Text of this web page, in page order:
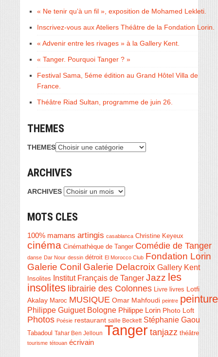
« Ne tenir qu’à un fil », exposition de Mohamed Lekleti.
Inscrivez-vous aux Ateliers Théâtre de la Fondation Lorin.
« Advenir entre les rivages » à la Gallery Kent.
« Tanger. Pourquoi Tanger ? »
Festival Sama, 5éme édition au Grand Hôtel Villa de
France.
Théâtre Riad Sultan, programme de juin 26.
THEMES
THEMES
ARCHIVES
ARCHIVES
MOTS CLES
100% mamans artingis casablanca Christine Keyeux
cinéma Cinémathèque de Tanger Comédie de Tanger
danse Dar Nour dessin détroit El Morocco Club Fondation Lorin
Galerie Conil Galerie Delacroix Gallery Kent
Insolites Institut Français de Tanger Jazz les
insolites librairie des Colonnes Livre livres Lotfi
Akalay Maroc MUSIQUE Omar Mahfoudi peintre peinture
Philippe Guiguet Bologne Philippe Lorin Photo Loft
Photos Poésie restaurant salle Beckett Stéphanie Gaou
Tabadoul Tahar Ben Jelloun Tanger tanjazz théâtre
tourisme tétouan écrivain